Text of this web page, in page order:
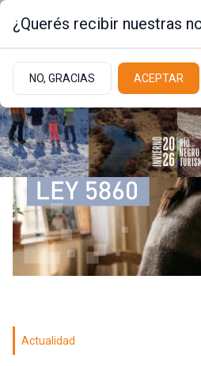
Actualidad
¿Querés recibir nuestras
NO, GRACIAS ACEPTAR